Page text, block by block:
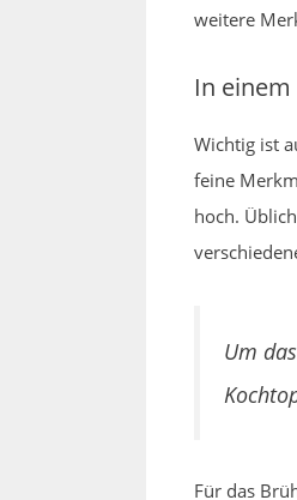
weitere
In
Wichtig ist
feine
hoch.
Um
Für das